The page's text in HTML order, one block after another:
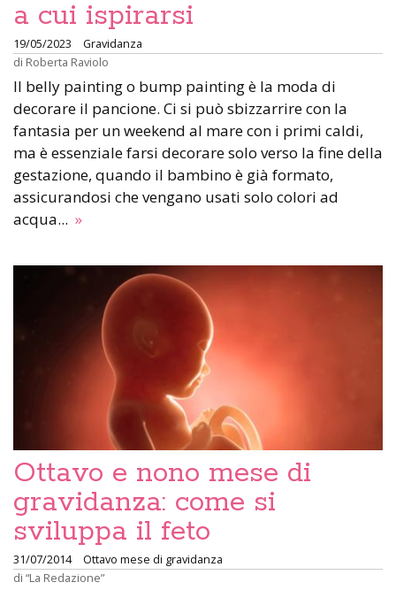
a cui ispirarsi
19/05/2023
Gravidanza
di Roberta Raviolo
Il belly painting o bump painting è la moda di
decorare il pancione. Ci si può sbizzarrire con la
fantasia per un weekend al mare con i primi caldi,
ma è essenziale farsi decorare solo verso la fine della
gestazione, quando il bambino è già formato,
assicurandosi che vengano usati solo colori ad
acqua... »
Ottavo e nono mese di
gravidanza: come si
sviluppa il feto
31/07/2014
Ottavo mese di gravidanza
di “La Redazione”